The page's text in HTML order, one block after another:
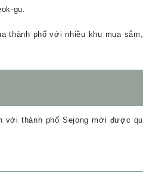
gu.
thành phố với nhiều khu mua
với thành phố Sejong mới được